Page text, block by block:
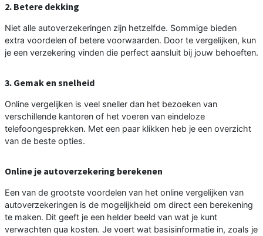
2. Betere dekking
Niet alle autoverzekeringen zijn hetzelfde. Sommige bieden
extra voordelen of betere voorwaarden. Door te vergelijken, kun
je een verzekering vinden die perfect aansluit bij jouw behoeften.
3. Gemak en snelheid
Online vergelijken is veel sneller dan het bezoeken van
verschillende kantoren of het voeren van eindeloze
telefoongesprekken. Met een paar klikken heb je een overzicht
van de beste opties.
Online je autoverzekering berekenen
Een van de grootste voordelen van het online vergelijken van
autoverzekeringen is de mogelijkheid om direct een berekening
te maken. Dit geeft je een helder beeld van wat je kunt
verwachten qua kosten. Je voert wat basisinformatie in, zoals je